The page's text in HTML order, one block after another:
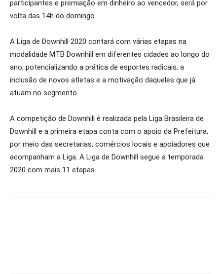
participantes e premiação em dinheiro ao vencedor, será por
volta das 14h do domingo.
A Liga de Downhill 2020 contará com várias etapas na
modalidade MTB Downhill em diferentes cidades ao longo do
ano, potencializando a prática de esportes radicais, a
inclusão de novos atletas e a motivação daqueles que já
atuam no segmento.
A competição de Downhill é realizada pela Liga Brasileira de
Downhill e a primeira etapa conta com o apoio da Prefeitura,
por meio das secretarias, comércios locais e apoiadores que
acompanham a Liga. A Liga de Downhill segue a temporada
2020 com mais 11 etapas.